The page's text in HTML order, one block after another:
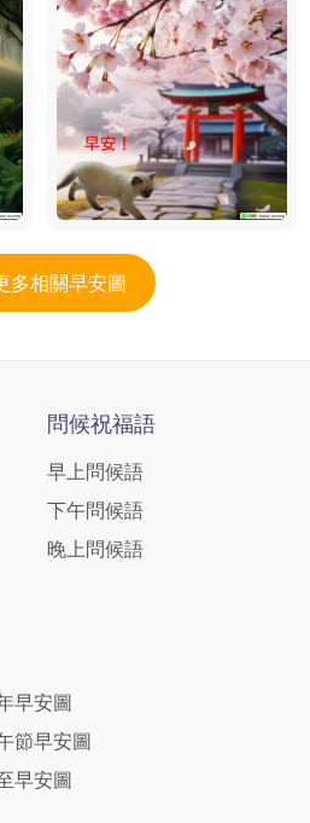
多相關早安圖
問候祝福語
早上問候語
下午問候語
晚上問候語
早安圖
節早安圖
早安圖